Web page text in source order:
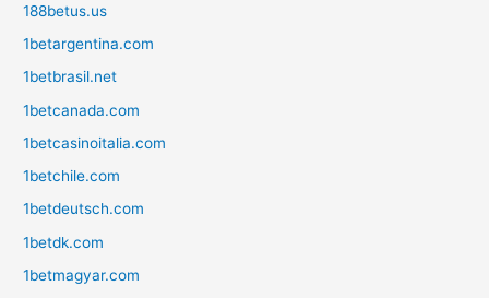
188betus.us
1betargentina.com
1betbrasil.net
1betcanada.com
1betcasinoitalia.com
1betchile.com
1betdeutsch.com
1betdk.com
1betmagyar.com